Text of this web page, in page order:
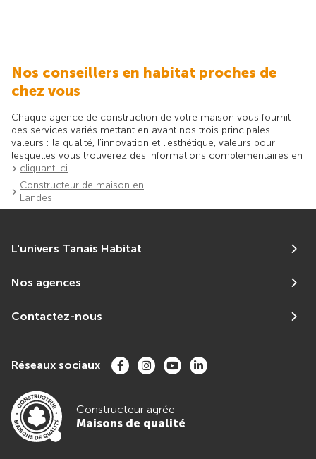
Nos conseillers en habitat proches de
chez vous
Chaque agence de construction de votre maison vous fournit
des services variés mettant en avant nos trois principales
valeurs : la qualité, l'innovation et l'esthétique, valeurs pour
lesquelles vous trouverez des informations complémentaires en
cliquant ici.
Constructeur de maison en
Landes
L'univers Tanais Habitat
Nos agences
Contactez-nous
Réseaux sociaux
Constructeur agrée
Maisons de qualité